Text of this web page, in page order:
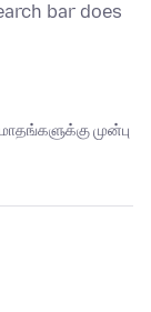
bar does
முன்பு